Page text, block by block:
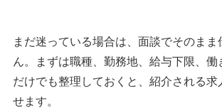
まだ迷っている場合は、面談でそのま
ん。まずは職種、勤務地、給与下限、働
だけでも整理しておくと、紹介される求
せます。